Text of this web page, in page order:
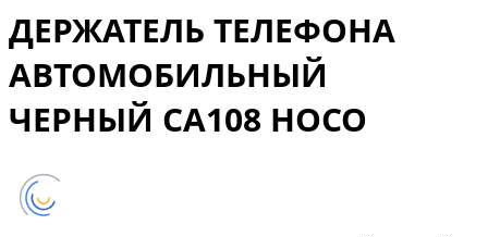
ДЕРЖАТЕЛЬ ТЕЛЕФОНА
АВТОМОБИЛЬНЫЙ
ЧЕРНЫЙ CA108 HOCO